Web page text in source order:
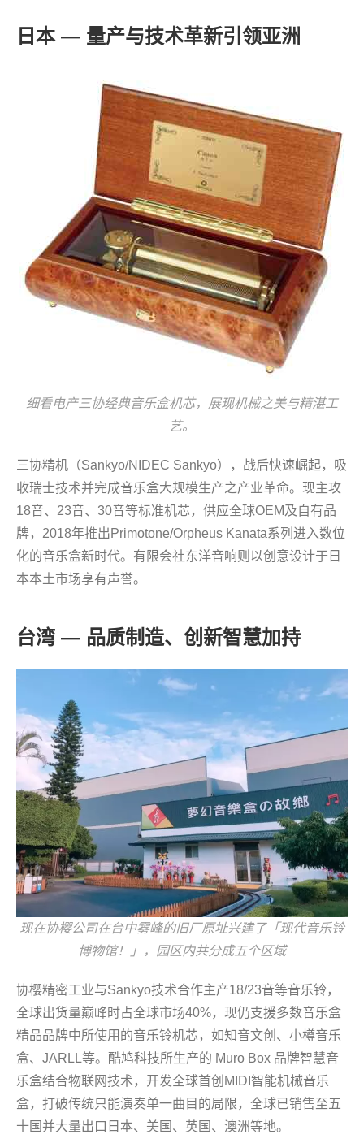
日本 — 量产与技术革新引领亚洲
细看电产三协经典音乐盒机芯，展现机械之美与精湛工
艺。
三协精机（Sankyo/NIDEC Sankyo），战后快速崛起，吸
收瑞士技术并完成音乐盒大规模生产之产业革命。现主攻
18音、23音、30音等标准机芯，供应全球OEM及自有品
牌，2018年推出Primotone/Orpheus Kanata系列进入数位
化的音乐盒新时代。有限会社东洋音响则以创意设计于日
本本土市场享有声誉。
台湾 — 品质制造、创新智慧加持
现在协樱公司在台中雾峰的旧厂原址兴建了「现代音乐铃
博物馆！」，园区内共分成五个区域
协樱精密工业与Sankyo技术合作主产18/23音等音乐铃，
全球出货量巅峰时占全球市场40%，现仍支援多数音乐盒
精品品牌中所使用的音乐铃机芯，如知音文创、小樽音乐
盒、JARLL等。酷鸠科技所生产的 Muro Box 品牌智慧音
乐盒结合物联网技术，开发全球首创MIDI智能机械音乐
盒，打破传统只能演奏单一曲目的局限，全球已销售至五
十国并大量出口日本、美国、英国、澳洲等地。